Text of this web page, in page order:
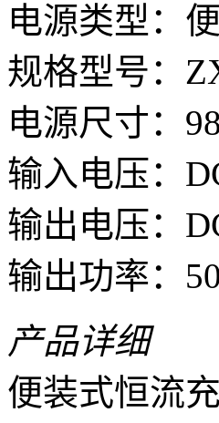
电源类型：
规格型号：
电源尺寸：
输入电压：
输出电压：
输出功率：
产品详细
便装式恒流